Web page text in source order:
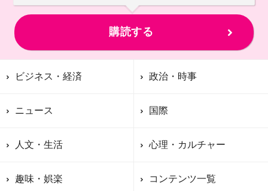
購読する
ビジネス・経済 政治・時事
ニュース 国際
人文・生活 心理・カルチャー
趣味・娯楽 コンテンツ一覧